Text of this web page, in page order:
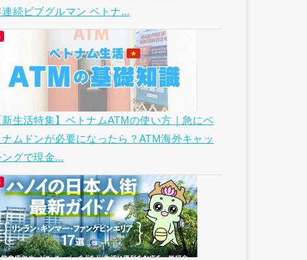
連続ビブグルマン ベトナ...
新生活特集】ベトナムATMの使い方｜急にベ
ナムドンが必要になったら？ATM海外キャッ
ングで現金...